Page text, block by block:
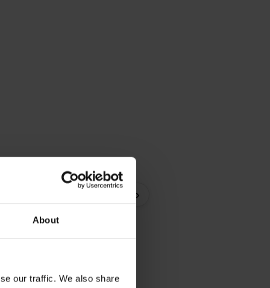
About
our traffic. We also share
›